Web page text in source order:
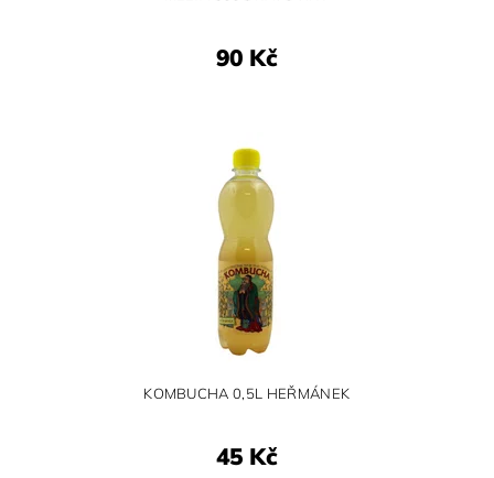
90 Kč
KOMBUCHA 0,5L HEŘMÁNEK
45 Kč